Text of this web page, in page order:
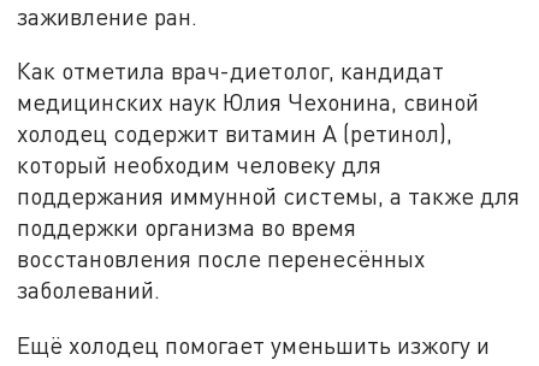
заживление ран.
Как отметила врач-диетолог, кандидат
медицинских наук Юлия Чехонина, свиной
холодец содержит витамин А (ретинол),
который необходим человеку для
поддержания иммунной системы, а также для
поддержки организма во время
восстановления после перенесённых
заболеваний.
Ещё холодец помогает уменьшить изжогу и